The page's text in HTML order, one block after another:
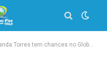
tem chances no Globo de Ouro 2025? Especialistas de Hollywood acham que sim